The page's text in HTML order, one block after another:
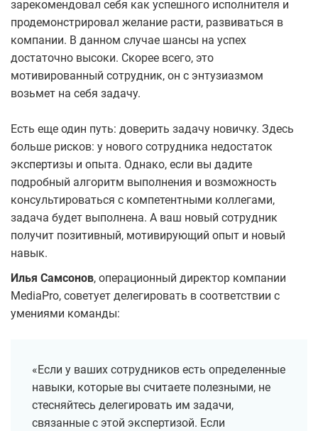
зарекомендовал себя как успешного исполнителя и
продемонстрировал желание расти, развиваться в
компании. В данном случае шансы на успех
достаточно высоки. Скорее всего, это
мотивированный сотрудник, он с энтузиазмом
возьмет на себя задачу.
Есть еще один путь: доверить задачу новичку. Здесь
больше рисков: у нового сотрудника недостаток
экспертизы и опыта. Однако, если вы дадите
подробный алгоритм выполнения и возможность
консультироваться с компетентными коллегами,
задача будет выполнена. А ваш новый сотрудник
получит позитивный, мотивирующий опыт и новый
навык.
Илья Самсонов, операционный директор компании
MediaPro, советует делегировать в соответствии с
умениями команды:
«Если у ваших сотрудников есть определенные
навыки, которые вы считаете полезными, не
стесняйтесь делегировать им задачи,
связанные с этой экспертизой. Если